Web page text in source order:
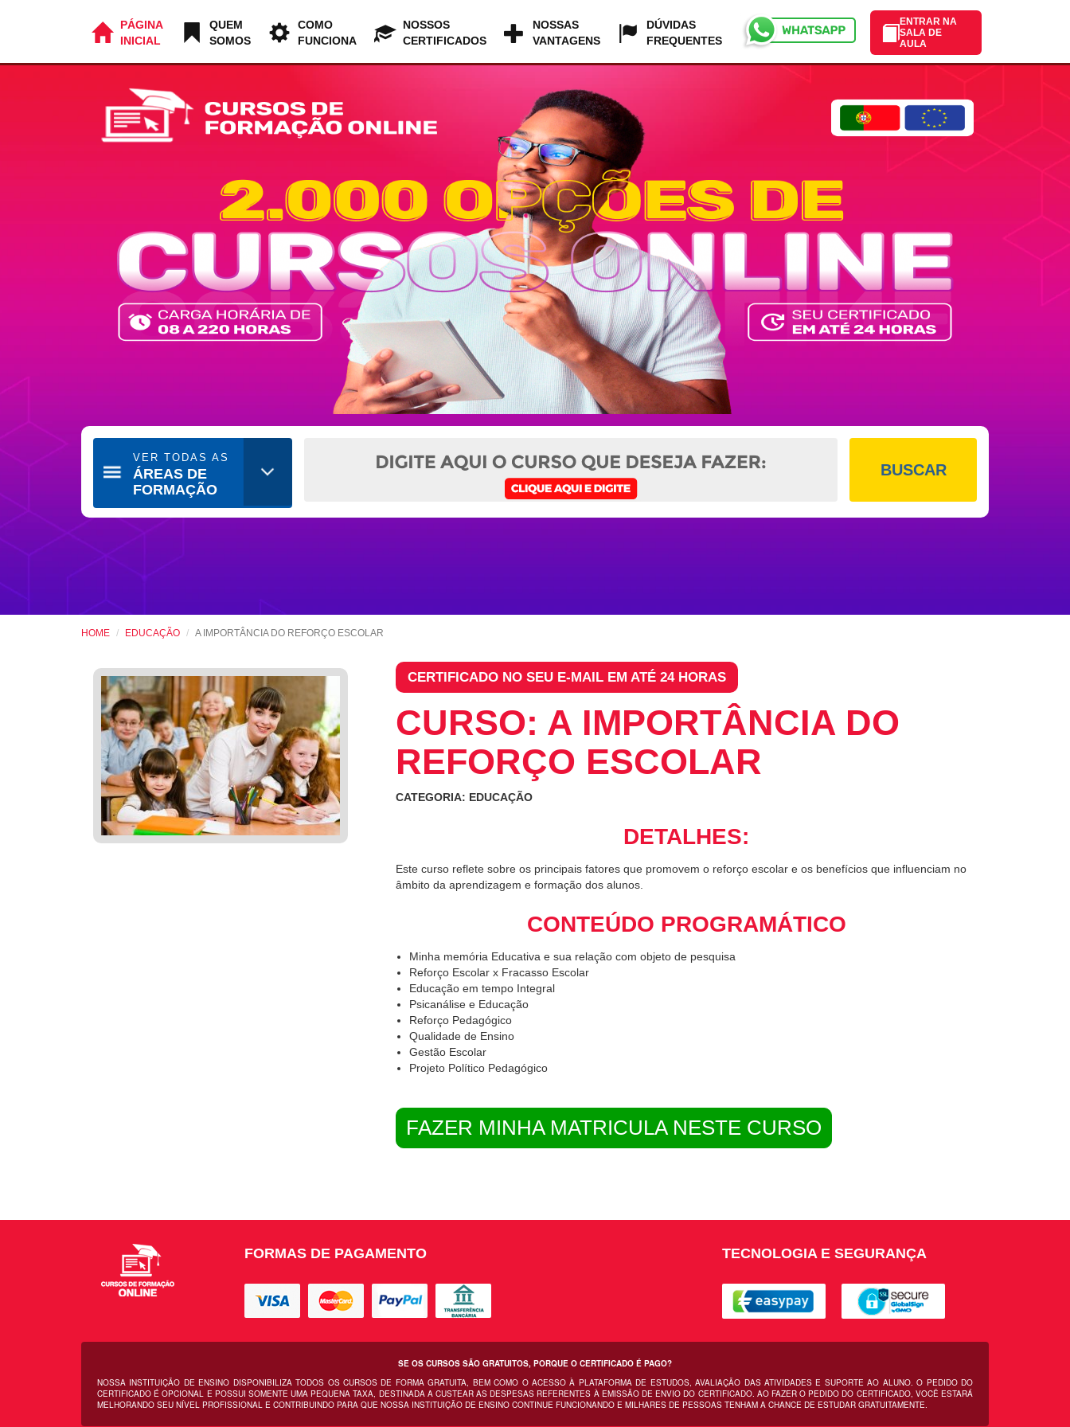
PÁGINA
INICIAL
QUEM
SOMOS
COMO
FUNCIONA
NOSSOS
CERTIFICADOS
NOSSAS
VANTAGENS
DÚVIDAS
FREQUENTES
ENTRAR NA
SALA DE
AULA
VER TODAS AS
ÁREAS DE
FORMAÇÃO
BUSCAR
HOME EDUCAÇÃO A IMPORTÂNCIA DO REFORÇO ESCOLAR
CERTIFICADO NO SEU E-MAIL EM ATÉ 24 HORAS
CURSO: A IMPORTÂNCIA DO
REFORÇO ESCOLAR
CATEGORIA: EDUCAÇÃO
DETALHES:
Este curso reflete sobre os principais fatores que promovem o reforço escolar e os benefícios que influenciam no
âmbito da aprendizagem e formação dos alunos.
CONTEÚDO PROGRAMÁTICO
Minha memória Educativa e sua relação com objeto de pesquisa
Reforço Escolar x Fracasso Escolar
Educação em tempo Integral
Psicanálise e Educação
Reforço Pedagógico
Qualidade de Ensino
Gestão Escolar
Projeto Político Pedagógico
FAZER MINHA MATRICULA NESTE CURSO
FORMAS DE PAGAMENTO TECNOLOGIA E SEGURANÇA
SE OS CURSOS SÃO GRATUITOS, PORQUE O CERTIFICADO É PAGO?
NOSSA INSTITUIÇÃO DE ENSINO DISPONIBILIZA TODOS OS CURSOS DE FORMA GRATUITA, BEM COMO O ACESSO À PLATAFORMA DE ESTUDOS, AVALIAÇÃO DAS ATIVIDADES E SUPORTE AO ALUNO. O PEDIDO DO
CERTIFICADO É OPCIONAL E POSSUI SOMENTE UMA PEQUENA TAXA, DESTINADA A CUSTEAR AS DESPESAS REFERENTES À EMISSÃO DE ENVIO DO CERTIFICADO. AO FAZER O PEDIDO DO CERTIFICADO, VOCÊ ESTARÁ
MELHORANDO SEU NÍVEL PROFISSIONAL E CONTRIBUINDO PARA QUE NOSSA INSTITUIÇÃO DE ENSINO CONTINUE FUNCIONANDO E MILHARES DE PESSOAS TENHAM A CHANCE DE ESTUDAR GRATUITAMENTE.